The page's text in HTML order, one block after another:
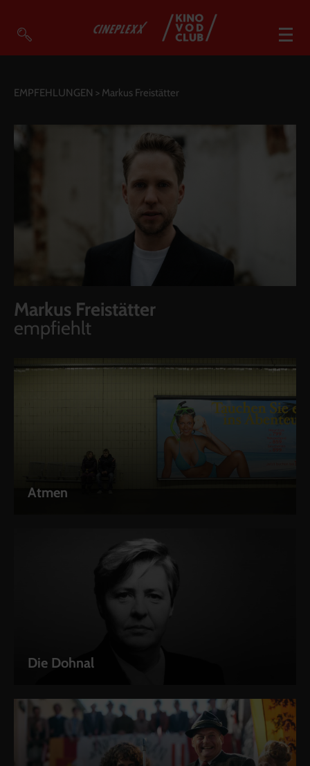
VOD Filme A-Z
Gutscheine
Warenkorb
Suche
EMPFEHLUNGEN > Markus Freistätter
Markus Freistätter
empfiehlt
Atmen
Die Dohnal